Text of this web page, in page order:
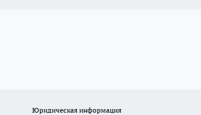
Юридическая информация